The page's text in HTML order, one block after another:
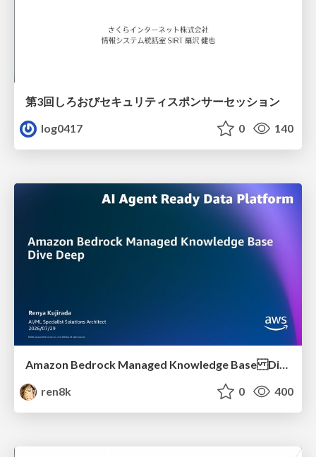
第3回しろおびセキュリティスポンサーセッション
log0417
0 140
ren8k
0 400